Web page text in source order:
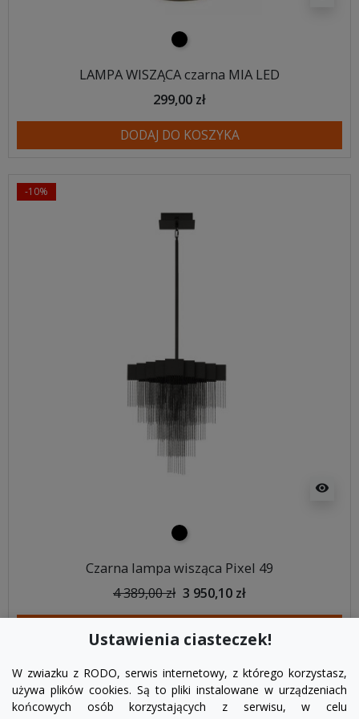
czarny
LAMPA WISZĄCA czarna MIA LED
299,00 zł
DODAJ DO KOSZYKA
-10%
visibility
czarny
Czarna lampa wisząca Pixel 49
4 389,00 zł 3 950,10 zł
Ustawienia ciasteczek!
W zwiazku z RODO, serwis internetowy, z którego korzystasz,
używa plików cookies. Są to pliki instalowane w urządzeniach
końcowych osób korzystających z serwisu, w celu